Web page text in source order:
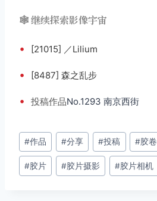
🕸️ 继续探索影像宇宙
• [21015] ／Lilium
• [8487] 森之乱步
• 投稿作品No.1293 南京西街
文
章
标
#作品 #分享 #投稿 #胶卷
#胶片 #胶片摄影 #胶片相机